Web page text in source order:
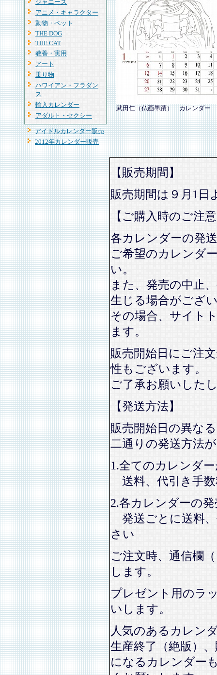
ジャニーズ
アニメ・キャラクター
動物・ペット
THE DOG
THE CAT
教養・実用
アート
乗り物
ハワイアン・フラダン
ス
輸入カレンダー
アダルト・セクシー
アイドルカレンダー販売
2012年カレンダー販売
武田仁（仏画墨蹟） カレンダー
【販売期間】
販売期間は９月1日
【ご購入時のご注
各カレンダーの発
ご希望のカレンダ
い。
また、発売の中止
生じる場合がござ
その場合、サイト
ます。
販売開始日にご注
性もございます。
ご了承お願いした
【発送方法】
販売開始日の異な
二通りの発送方法
1.全てのカレンダ
送料、代引き手
2.各カレンダーの
発送ごとに送料
さい
ご注文時、通信欄
します。
プレゼント用のラ
いします。
人気のあるカレン
生産終了（絶版）
になるカレンダー